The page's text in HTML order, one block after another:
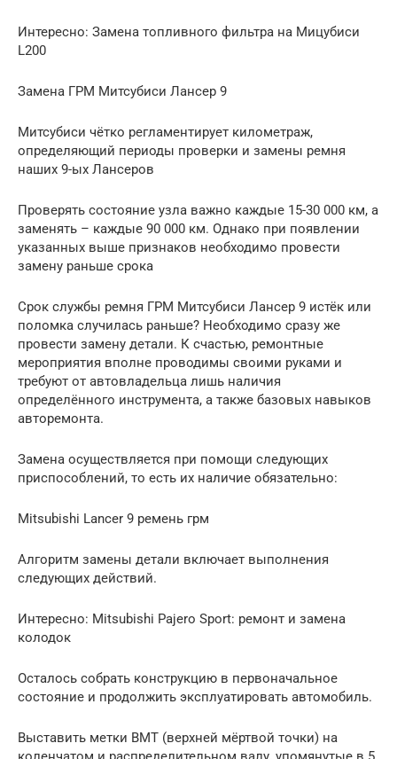
Интересно: Замена топливного фильтра на Мицубиси
L200
Замена ГРМ Митсубиси Лансер 9
Митсубиси чётко регламентирует километраж,
определяющий периоды проверки и замены ремня
наших 9-ых Лансеров
Проверять состояние узла важно каждые 15-30 000 км, а
заменять – каждые 90 000 км. Однако при появлении
указанных выше признаков необходимо провести
замену раньше срока
Срок службы ремня ГРМ Митсубиси Лансер 9 истёк или
поломка случилась раньше? Необходимо сразу же
провести замену детали. К счастью, ремонтные
мероприятия вполне проводимы своими руками и
требуют от автовладельца лишь наличия
определённого инструмента, а также базовых навыков
авторемонта.
Замена осуществляется при помощи следующих
приспособлений, то есть их наличие обязательно:
Mitsubishi Lancer 9 ремень грм
Алгоритм замены детали включает выполнения
следующих действий.
Интересно: Mitsubishi Pajero Sport: ремонт и замена
колодок
Осталось собрать конструкцию в первоначальное
состояние и продолжить эксплуатировать автомобиль.
Выставить метки ВМТ (верхней мёртвой точки) на